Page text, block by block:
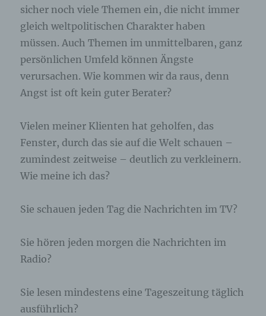
sicher noch viele Themen ein, die nicht immer
gleich weltpolitischen Charakter haben
müssen. Auch Themen im unmittelbaren, ganz
persönlichen Umfeld können Ängste
verursachen. Wie kommen wir da raus, denn
Angst ist oft kein guter Berater?
Vielen meiner Klienten hat geholfen, das
Fenster, durch das sie auf die Welt schauen –
zumindest zeitweise – deutlich zu verkleinern.
Wie meine ich das?
Sie schauen jeden Tag die Nachrichten im TV?
Sie hören jeden morgen die Nachrichten im
Radio?
Sie lesen mindestens eine Tageszeitung täglich
ausführlich?
erleichtern. Der Benutzer einer Internetseite, die
Cookies verwendet, muss beispielsweise nicht bei
jedem Besuch der Internetseite erneut seine
Zugangsdaten eingeben, weil dies von der
Internetseite und dem auf dem Computersystem
des Benutzers abgelegten Cookie übernommen
wird. Ein weiteres Beispiel ist das Cookie eines
Warenkorbes im Online-Shop. Der Online-Shop
virtuellen Warenkorb gelegt hat, über ein Cookie.
Die betroffene Person kann die Setzung von
Cookies durch unsere Internetseite jederzeit
mittels einer entsprechenden Einstellung des
widersprechen. Ferner können bereits gesetzte
ist in allen gängigen Internetbrowsern möglich.
Deaktiviert die betroffene Person die Setzung von
Internetseite vollumfänglich nutzbar.